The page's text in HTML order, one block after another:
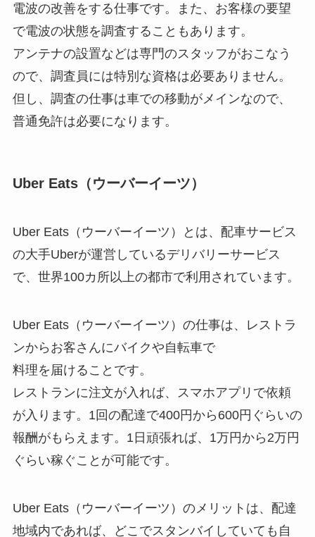
電波の改善をする仕事です。また、お客様の要望
で電波の状態を調査することもあります。
アンテナの設置などは専門のスタッフがおこなう
ので、調査員には特別な資格は必要ありません。
但し、調査の仕事は車での移動がメインなので、
普通免許は必要になります。
Uber Eats（ウーバーイーツ）
Uber Eats（ウーバーイーツ）とは、配車サービス
の大手Uberが運営しているデリバリーサービス
で、世界100カ所以上の都市で利用されています。
Uber Eats（ウーバーイーツ）の仕事は、レストラ
ンからお客さんにバイクや自転車で
料理を届けることです。
レストランに注文が入れば、スマホアプリで依頼
が入ります。1回の配達で400円から600円ぐらいの
報酬がもらえます。1日頑張れば、1万円から2万円
ぐらい稼ぐことが可能です。
Uber Eats（ウーバーイーツ）のメリットは、配達
地域内であれば、どこでスタンバイしていても自